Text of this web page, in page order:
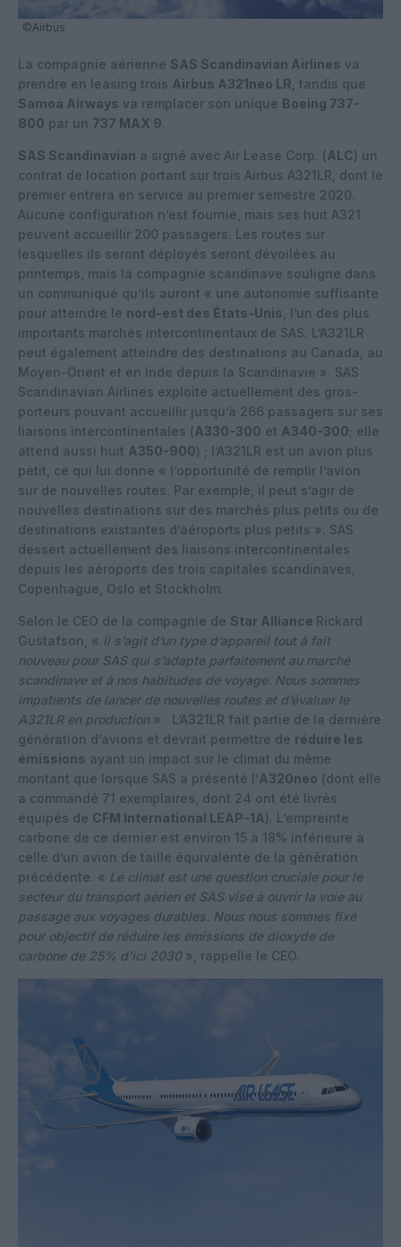
©Airbus
La compagnie aérienne SAS Scandinavian Airlines va
prendre en leasing trois Airbus A321neo LR , tandis que
Samoa Airways va remplacer son unique Boeing 737-
800 par un 737 MAX 9.
SAS Scandinavian a signé avec Air Lease Corp. (ALC) un
contrat de location portant sur trois Airbus A321LR, dont le
premier entrera en service au premier semestre 2020.
Aucune configuration n’est fournie, mais ses huit A321
peuvent accueillir 200 passagers. Les routes sur
lesquelles ils seront déployés seront dévoilées au
printemps, mais la compagnie scandinave souligne dans
un communiqué qu’ils auront « une autonomie suffisante
pour atteindre le nord-est des États-Unis , l’un des plus
importants marchés intercontinentaux de SAS. L’A321LR
peut également atteindre des destinations au Canada, au
Moyen-Orient et en Inde depuis la Scandinavie ». SAS
Scandinavian Airlines exploite actuellement des gros-
porteurs pouvant accueillir jusqu’à 266 passagers sur ses
liaisons intercontinentales (A330-300 et A340-300; elle
attend aussi huit A350-900) ; l’A321LR est un avion plus
petit, ce qui lui donne « l’opportunité de remplir l’avion
sur de nouvelles routes. Par exemple, il peut s’agir de
nouvelles destinations sur des marchés plus petits ou de
destinations existantes d’aéroports plus petits ». SAS
dessert actuellement des liaisons intercontinentales
depuis les aéroports des trois capitales scandinaves,
Copenhague, Oslo et Stockholm.
Selon le CEO de la compagnie de Star Alliance Rickard
Gustafson, « il s’agit d’un type d’appareil tout à fait
nouveau pour SAS qui s’adapte parfaitement au marché
scandinave et à nos habitudes de voyage. Nous sommes
impatients de lancer de nouvelles routes et d’évaluer le
A321LR en production ». L’A321LR fait partie de la dernière
génération d’avions et devrait permettre de réduire les
émissions ayant un impact sur le climat du même
montant que lorsque SAS a présenté l’A320neo (dont elle
a commandé 71 exemplaires, dont 24 ont été livrés
équipés de CFM International LEAP-1A). L’empreinte
carbone de ce dernier est environ 15 à 18% inférieure à
celle d’un avion de taille équivalente de la génération
précédente. « Le climat est une question cruciale pour le
secteur du transport aérien et SAS vise à ouvrir la voie au
passage aux voyages durables. Nous nous sommes fixé
pour objectif de réduire les émissions de dioxyde de
carbone de 25% d’ici 2030», rappelle le CEO.